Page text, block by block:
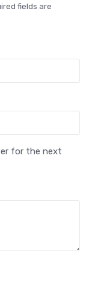
fields are
for the next